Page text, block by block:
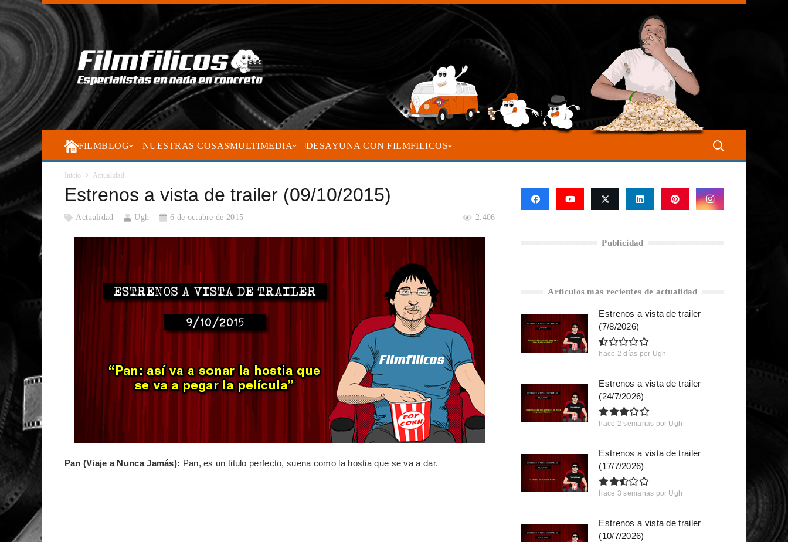
FILMBLOG NUESTRAS COSASMULTIMEDIA DESAYUNA CON FILMFILICOS
Inicio Actualidad
Estrenos a vista de trailer (09/10/2015)
Actualidad Ugh 6 de octubre de 2015 2.406
Pan (Viaje a Nunca Jamás): Pan, es un titulo perfecto, suena como la hostia que se va a dar.
Publicidad
Artículos más recientes de actualidad
Estrenos a vista de trailer
(7/8/2026)
hace 2 días por Ugh
Estrenos a vista de trailer
(24/7/2026)
hace 2 semanas por Ugh
Estrenos a vista de trailer
(17/7/2026)
hace 3 semanas por Ugh
Estrenos a vista de trailer
(10/7/2026)